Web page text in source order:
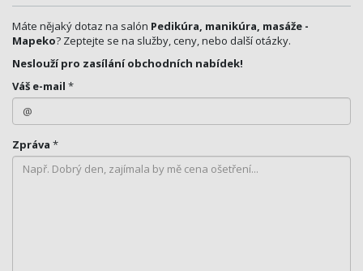
Máte nějaký dotaz na salón Pedikúra, manikúra, masáže -
Mapeko? Zeptejte se na služby, ceny, nebo další otázky.
Neslouží pro zasílání obchodních nabídek!
Váš e-mail *
Zpráva *